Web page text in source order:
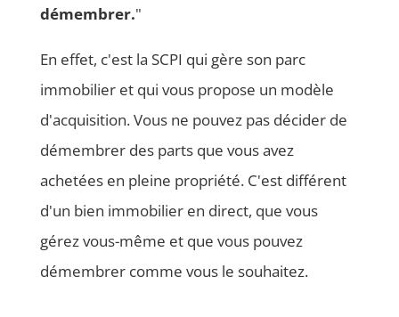
démembrer."
En effet, c'est la SCPI qui gère son parc
immobilier et qui vous propose un modèle
d'acquisition. Vous ne pouvez pas décider de
démembrer des parts que vous avez
achetées en pleine propriété. C'est différent
d'un bien immobilier en direct, que vous
gérez vous-même et que vous pouvez
démembrer comme vous le souhaitez.